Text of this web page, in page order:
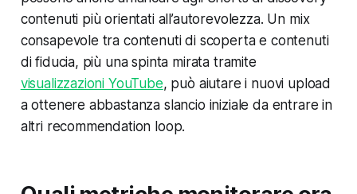
contenuti più orientati all’autorevolezza. Un mix
consapevole tra contenuti di scoperta e contenuti
di fiducia, più una spinta mirata tramite
visualizzazioni YouTube, può aiutare i nuovi upload
a ottenere abbastanza slancio iniziale da entrare in
altri recommendation loop.